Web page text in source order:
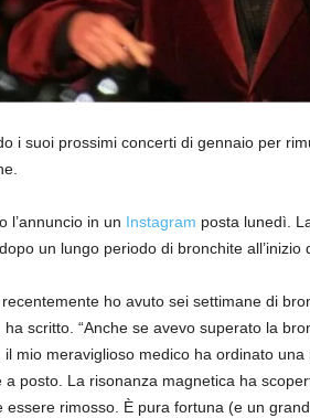
i suoi prossimi concerti di gennaio per
l’annuncio in un Instagram posta lunedì.
un lungo periodo di bronchite all’inizio
ho avuto sei settimane di
scritto. “Anche se avevo superato la
il mio meraviglioso medico ha ordinato
posto. La risonanza magnetica ha
essere rimosso. È pura fortuna (e un